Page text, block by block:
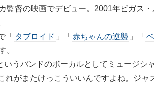
監督の映画でデビュー。2001年ビガス
「 タブロイド 」「 赤ちゃんの逆襲 」「
。
いうバンドのボーカルとしてミュージシ
れがまたけっこういいんですよね。ジャ